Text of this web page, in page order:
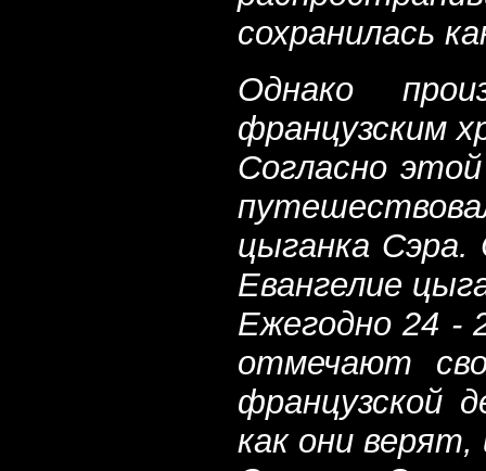
сохранилась
Однако
французским
Согласно
цыганка Сэра.
Евангелие
Ежегодно 24 -
отмечают
французской
как они